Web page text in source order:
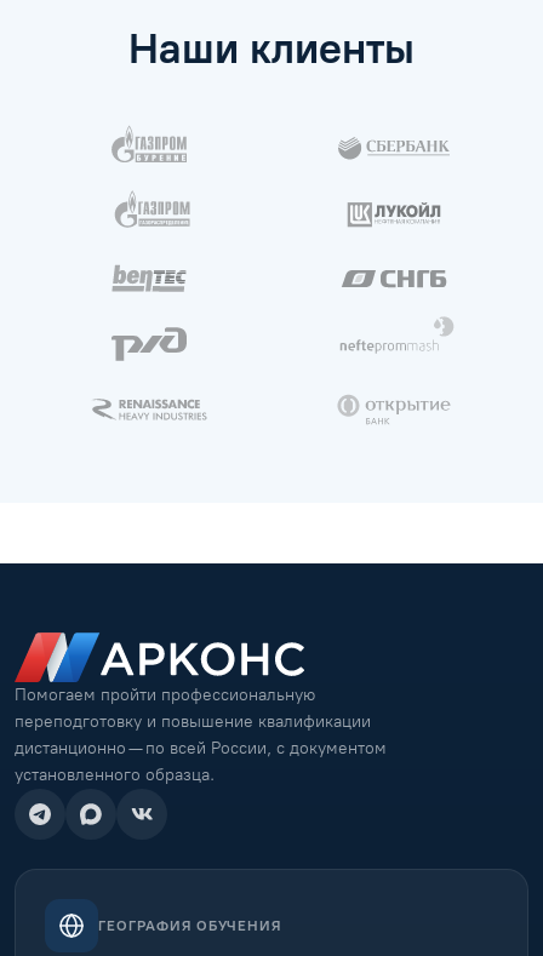
Наши клиенты
Помогаем пройти профессиональную
переподготовку и повышение квалификации
дистанционно — по всей России, с документом
установленного образца.
ГЕОГРАФИЯ ОБУЧЕНИЯ